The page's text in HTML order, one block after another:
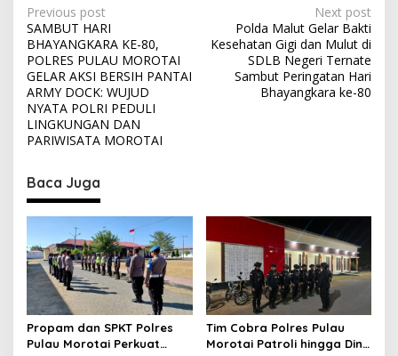
P
o
s
t
n
a
i
g
a
t
i
o
n
Previous post
SAMBUT HARI
BHAYANGKARA KE-80,
POLRES PULAU MOROTAI
GELAR AKSI BERSIH PANTAI
ARMY DOCK: WUJUD
NYATA POLRI PEDULI
LINGKUNGAN DAN
PARIWISATA MOROTAI
Next post
Polda Malut Gelar Bakti
Kesehatan Gigi dan Mulut di
SDLB Negeri Ternate
Sambut Peringatan Hari
Bhayangkara ke-80
Baca Juga
Propam dan SPKT Polres
Pulau Morotai Perkuat
Tim Cobra Polres Pulau
Morotai Patroli hingga Dini